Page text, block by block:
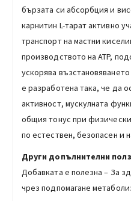
бързата си абсорбция и
карнитин L-тарат активно
транспорт на мастни
производството на ATP,
ускорява
е разработена така, че да
активност, мускулната
общия тонус при
по естествен, безопасен и
Други допълнителни
Добавката е полезна – За
чрез подпомагане